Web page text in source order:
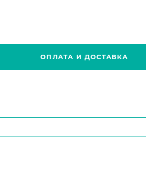
ОПЛАТА И ДОСТАВКА